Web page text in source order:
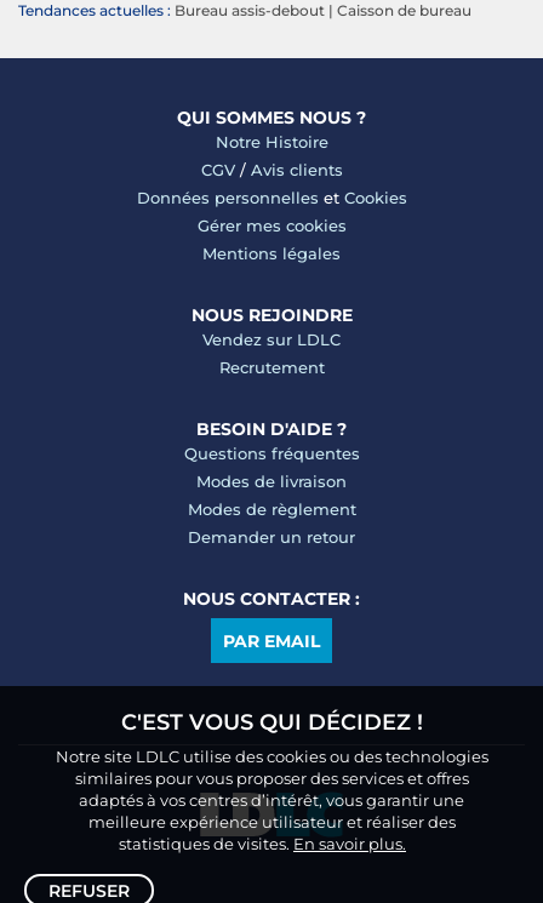
Tendances actuelles : Bureau assis-debout | Caisson de bureau
QUI SOMMES NOUS ?
Notre Histoire
CGV/ Avis clients
Données personnelles et Cookies
Gérer mes cookies
Mentions légales
NOUS REJOINDRE
Vendez sur LDLC
Recrutement
BESOIN D'AIDE ?
Questions fréquentes
Modes de livraison
Modes de règlement
Demander un retour
NOUS CONTACTER :
PAR EMAIL
C'EST VOUS QUI DÉCIDEZ !
Notre site LDLC utilise des cookies ou des technologies
similaires pour vous proposer des services et offres
adaptés à vos centres d’intérêt, vous garantir une
meilleure expérience utilisateur et réaliser des
statistiques de visites. En savoir plus.
REFUSER